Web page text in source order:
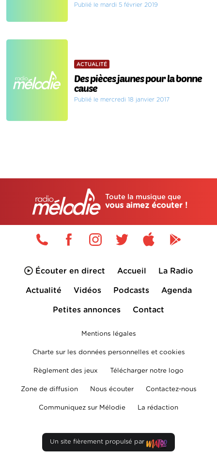
Publié le mardi 5 février 2019
ACTUALITÉ
Des pièces jaunes pour la bonne
cause
Publié le mercredi 18 janvier 2017
Toute la musique que
vous aimez écouter !
Écouter en direct Accueil La Radio
Actualité Vidéos Podcasts Agenda
Petites annonces Contact
Mentions légales
Charte sur les données personnelles et cookies
Règlement des jeux Télécharger notre logo
Zone de diffusion Nous écouter Contactez-nous
Communiquez sur Mélodie La rédaction
Un site fièrement propulsé par